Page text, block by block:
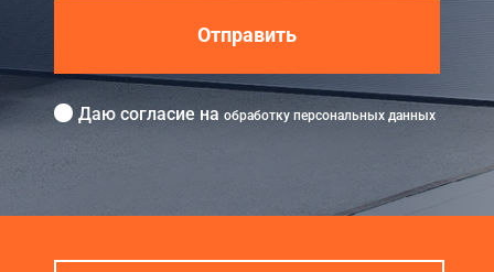
Отправить
Даю согласие на обработку персональных данных